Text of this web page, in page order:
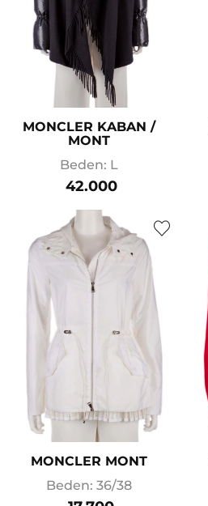
MONCLER KABAN /
MONT
Beden: L
42.000
MONCLER MONT
Beden: 36/38